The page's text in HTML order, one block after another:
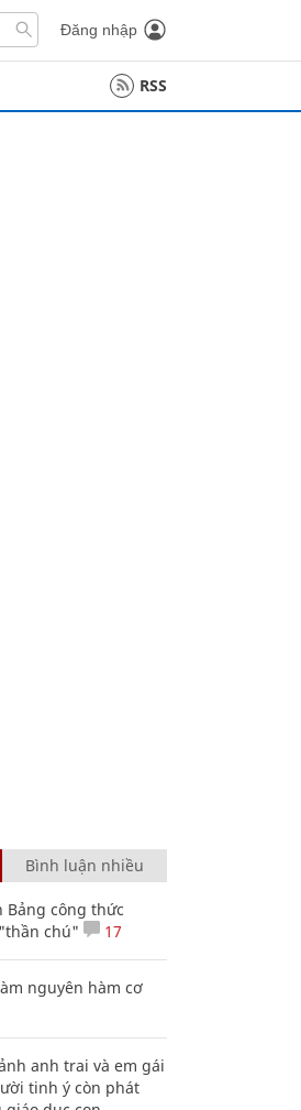
Đăng nhập
RSS
Bình luận nhiều
Bảng công thức
chú"
17
nguyên hàm cơ
anh trai và em gái
tinh ý còn phát